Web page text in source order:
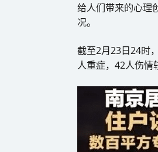
给人们带来的心理
况。
截至2月23日24时
人重症，42人伤情